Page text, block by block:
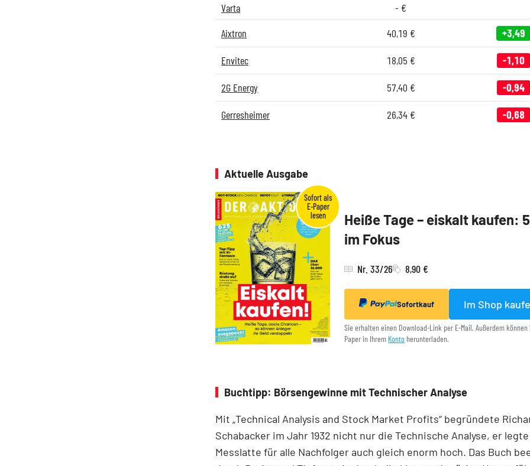
Varta - €
Aixtron
40,19 € +3,49
Envitec 18,05 € -1,10
2G Energy 57,40 € -0,94
Gerresheimer 26,34€ -0,68
Aktuelle Ausgabe
Heiße Tage – eiskalt kaufen:
im Fokus
Nr. 33/26 8,90 €
Sofortkauf Im Shop
Sie erhalten einen Download-Link per E-Mail. Außerdem
Paper in Ihrem Konto herunterladen.
Buchtipp: Börsengewinne mit Technischer Analyse
Mit „Technical Analysis and Stock Market Profits“ begründete
Schabacker im Jahr 1932 nicht nur die Technische Analyse, er
Messlatte für alle Nachfolger auch gleich enorm hoch. Das Buch